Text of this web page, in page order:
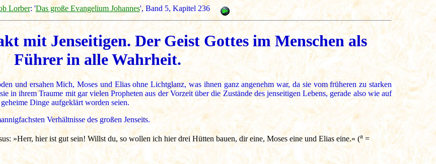
Lorber: 'Das große Evangelium Johannes', Band 5, Kapitel 236
mit Jenseitigen. Der Geist Gottes im Menschen als
Führer in alle Wahrheit.
und ersahen Mich, Moses und Elias ohne Lichtglanz, was ihnen ganz angenehm war, da sie vom früheren zu starken
in ihrem Traume mit gar vielen Propheten aus der Vorzeit über die Zustände des jenseitigen Lebens, gerade also wie auf
Dinge aufgeklärt worden seien.
Verhältnisse des großen Jenseits.
»Herr, hier ist gut sein! Willst du, so wollen ich hier drei Hütten bauen, dir eine, Moses eine und Elias eine.« (a =